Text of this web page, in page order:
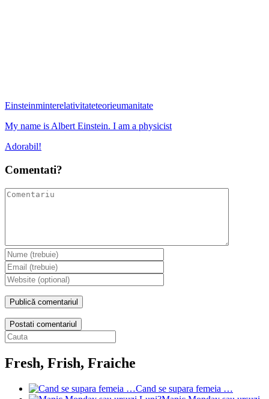
Einsteinminterelativitateteorieumanitate
My name is Albert Einstein. I am a physicist
Adorabil!
Comentati?
Postati comentariul
Fresh, Frish, Fraiche
Cand se supara femeia …